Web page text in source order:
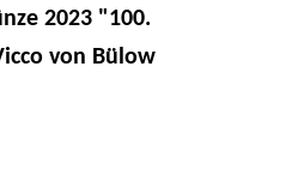
2023 "100.
von Bülow